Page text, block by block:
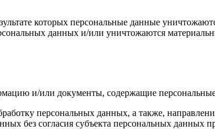
которых персональные данные
данных и/или уничтожаются
и/или документы, содержащие
персональных данных, а также,
без согласия субъекта персональных